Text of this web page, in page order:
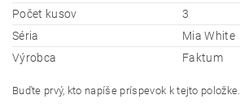
Počet kusov
3
Séria
Mia White
Výrobca
Faktum
Buďte prvý, kto napíše príspevok k tejto položke.